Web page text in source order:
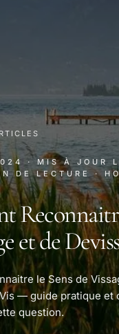
· MIS À JOUR
DE LECTURE ·
et de
le Sens de
— guide pratique et
question.